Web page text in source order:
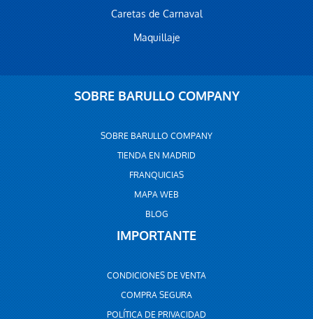
Caretas de Carnaval
Maquillaje
SOBRE BARULLO COMPANY
SOBRE BARULLO COMPANY
TIENDA EN MADRID
FRANQUICIAS
MAPA WEB
BLOG
IMPORTANTE
CONDICIONES DE VENTA
COMPRA SEGURA
POLÍTICA DE PRIVACIDAD